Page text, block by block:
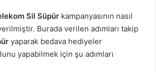
Sil Süpür kampanyasının nasıl
Burada verilen adımları takip
yaparak bedava hediyeler
yapabilmek için şu adımları